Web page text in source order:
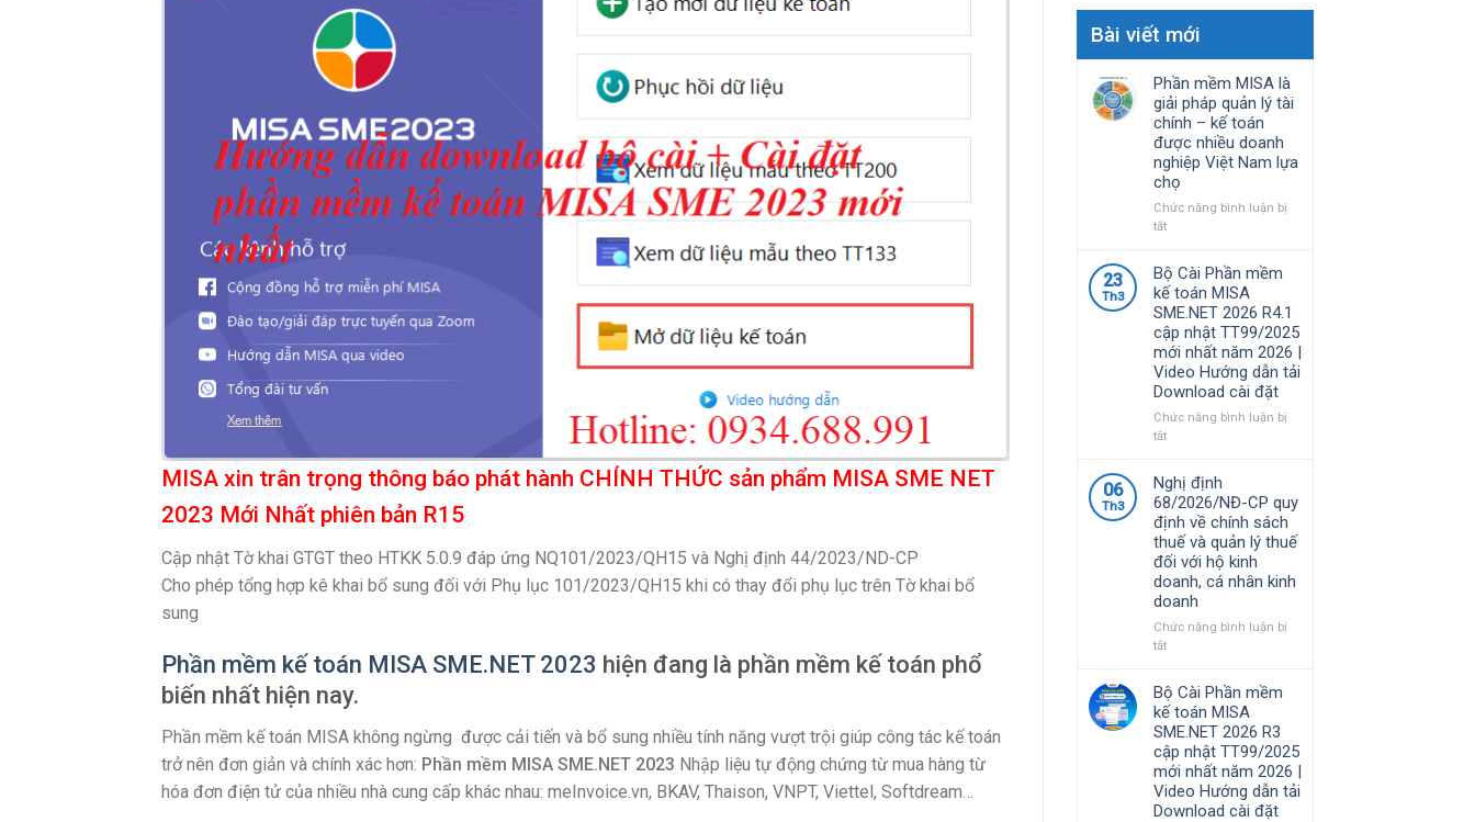
MISA xin trân trọng thông báo phát hành CHÍNH THỨC sản phẩm MISA SME NET
2023 Mới Nhất phiên bản R15
Cập nhật Tờ khai GTGT theo HTKK 5.0.9 đáp ứng NQ101/2023/QH15 và Nghị định 44/2023/ND-CP
Cho phép tổng hợp kê khai bổ sung đối với Phụ lục 101/2023/QH15 khi có thay đổi phụ lục trên Tờ khai bổ
sung
Phần mềm kế toán MISA SME.NET 2023 hiện đang là phần mềm kế toán phổ
biến nhất hiện nay.
Phần mềm kế toán MISA không ngừng được cải tiến và bổ sung nhiều tính năng vượt trội giúp công tác kế toán
trở nên đơn giản và chính xác hơn: Phần mềm MISA SME.NET 2023 Nhập liệu tự động chứng từ mua hàng từ
hóa đơn điện tử của nhiều nhà cung cấp khác nhau: meInvoice.vn, BKAV, Thaison, VNPT, Viettel, Softdream…
Bài viết mới
Phần mềm MISA là
giải pháp quản lý tài
chính – kế toán
được nhiều doanh
nghiệp Việt Nam lựa
chọ
Chức năng bình luận bị
tắtở
mềm
MISA
là
giải
pháp
quản
lý
tài
chính
–
được
nhiều
doanh
nghiệp
Việt
Nam
lựa
23
Th3
Bộ Cài Phần mềm
kế toán MISA
SME.NET 2026 R4.1
cập nhật TT99/2025
mới nhất năm 2026 |
Video Hướng dẫn tải
Download cài đặt
Chức năng bình luận bị
tắtở
Phần
mềm
kế
toán
MISA
SME.NET
2026
R4.1
cập
mới
nhất
năm
2026
|
Video
Hướng
06
Th3
Nghị định
68/2026/NĐ-CP quy
định về chính sách
thuế và quản lý thuế
đối với hộ kinh
doanh, cá nhân kinh
doanh
Chức năng bình luận bị
tắtở
định
68/2026/NĐ-
CP
quy
định
về
chính
sách
Bộ Cài Phần mềm
kế toán MISA
SME.NET 2026 R3
cập nhật TT99/2025
mới nhất năm 2026 |
Video Hướng dẫn tải
Download cài đặt